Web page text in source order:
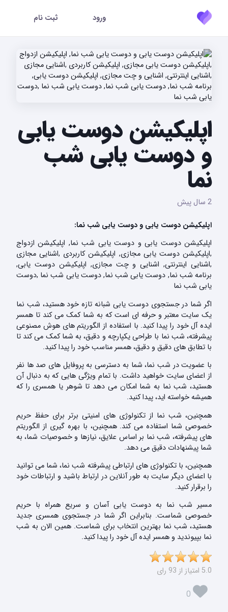
ورود ثبت نام
اپلیکیشن دوست یابی
و دوست یابی شب
نما
2 سال پیش
اپلیکیشن دوست یابی و دوست یابی شب نما:
اپلیکیشن دوست یابی و دوست یابی شب نما, اپلیکیشن ازدواج
,اپلیکیشن دوست یابی مجازی, اپلیکیشن کاربردی ,اشنایی مجازی
,اشنایی اینترنتی, اشنایی و چت مجازی, اپلیکیشن دوست یابی,
برنامه شب نما, دوست یابی شب نما, دوست یابی شب نما ,دوست
یابی شب نما
اگر شما در جستجوی دوست یابی شبانه تازه خود هستید، شب نما
یک سایت معتبر و حرفه ای است که به شما کمک می کند تا همسر
ایده آل خود را پیدا کنید. با استفاده از الگوریتم های هوش مصنوعی
پیشرفته، شب نما با طراحی یکپارچه و دقیق، به شما کمک می کند تا
با تطابق های دقیق و دقیق، همسر مناسب خود را پیدا کنید.
با عضویت در شب نما، شما به دسترسی به پروفایل های صد ها نفر
از اعضای سایت خواهید داشت. با تمام ویژگی هایی که به دنبال آن
هستید، شب نما به شما امکان می دهد تا شوهر یا همسری را که
همیشه خواسته اید، پیدا کنید.
همچنین، شب نما از تکنولوژی های امنیتی برتر برای حفظ حریم
خصوصی شما استفاده می کند. همچنین، با بهره گیری از الگوریتم
های پیشرفته، شب نما بر اساس علایق، نیازها و خصوصیات شما، به
شما پیشنهادات دقیق می دهد.
همچنین، با تکنولوژی های ارتباطی پیشرفته شب نما، شما می توانید
با اعضای دیگر سایت به طور آنلاین در ارتباط باشید و ارتباطات خود
را برقرار کنید.
مسیر شب نما به دوست یابی آسان و سریع همراه با حریم
خصوصی شماست. بنابراین اگر شما در جستجوی همسری جدید
هستید، شب نما بهترین انتخاب برای شماست. همین الان به شب
نما بپیوندید و همسر ایده آل خود را پیدا کنید.
5.0 امتیاز از 93 رای
0